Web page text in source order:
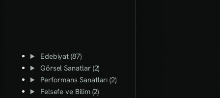
Edebiyat (87)
Görsel Sanatlar (2)
Performans Sanatları (2)
Felsefe ve Bilim (2)